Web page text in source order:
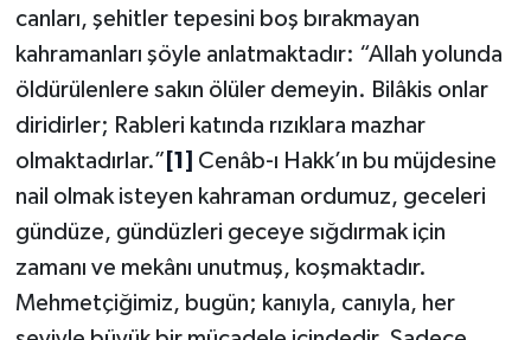
canları, şehitler tepesini boş bırakmayan
kahramanları şöyle anlatmaktadır: “Allah yolunda
öldürülenlere sakın ölüler demeyin. Bilâkis onlar
diridirler; Rableri katında rızıklara mazhar
olmaktadırlar.” [1] Cenâb-ı Hakk’ın bu müjdesine
nail olmak isteyen kahraman ordumuz, geceleri
gündüze, gündüzleri geceye sığdırmak için
zamanı ve mekânı unutmuş, koşmaktadır.
Mehmetçiğimiz, bugün; kanıyla, canıyla, her
Kayseri Müftülüğü
Kilis Müftülüğü
Kırklareli Müftülüğü
Kırşehir Müftülüğü
Kocaeli Müftülüğü